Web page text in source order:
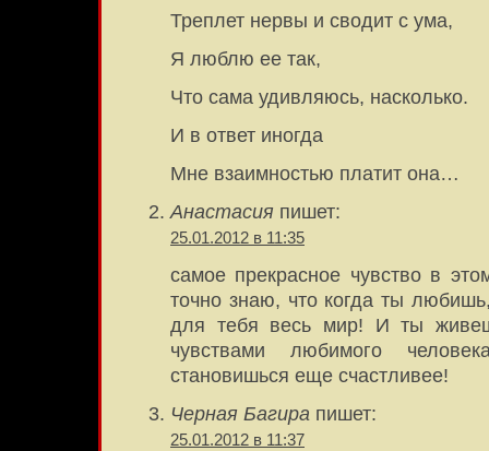
Треплет нервы и сводит с ума,
Я люблю ее так,
Что сама удивляюсь, насколько.
И в ответ иногда
Мне взаимностью платит она…
Анастасия пишет:
25.01.2012 в 11:35
самое прекрасное чувство в
точно знаю, что когда ты
для тебя весь мир! И ты
чувствами любимого
становишься еще счастливее!
Черная Багира пишет:
25.01.2012 в 11:37